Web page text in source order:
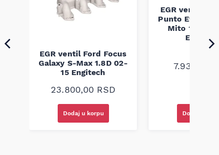
EGR ventil Ford Focus
Galaxy S-Max 1.8D 02-
15 Engitech
23.800,00 RSD
Dodaj u korpu
EGR ventil
Punto Evo Alfa
Mito 1.3D
Engitech
7.930,00
Dodaj u